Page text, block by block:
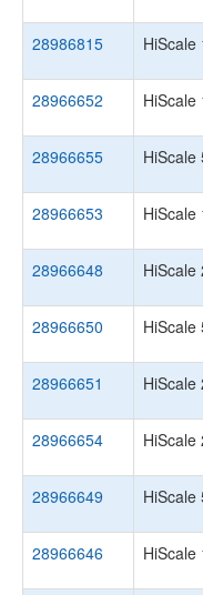
28986815 HiScale
28966652 HiScale
28966655 HiScale
28966653 HiScale
28966648 HiScale
28966650 HiScale
28966651 HiScale
28966654 HiScale
28966649 HiScale
28966646 HiScale